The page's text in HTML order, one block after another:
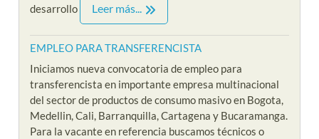
desarrollo
Leer más...
EMPLEO PARA TRANSFERENCISTA
Iniciamos nueva convocatoria de empleo para
transferencista en importante empresa multinacional
del sector de productos de consumo masivo en Bogota,
Medellin, Cali, Barranquilla, Cartagena y Bucaramanga.
Para la vacante en referencia buscamos técnicos o